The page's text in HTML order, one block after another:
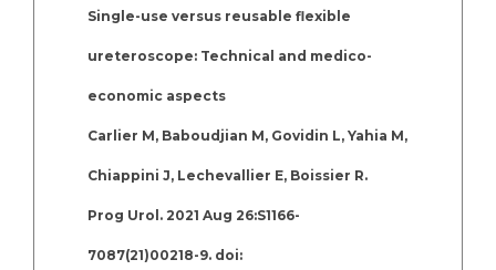
Single-use versus reusable flexible
ureteroscope: Technical and medico-
economic aspects
Carlier M, Baboudjian M, Govidin L, Yahia M,
Chiappini J, Lechevallier E, Boissier R.
Prog Urol. 2021 Aug 26:S1166-
7087(21)00218-9. doi: